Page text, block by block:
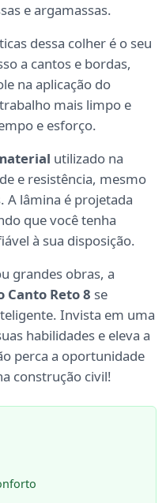
e argamassas.
dessa colher é o seu
a cantos e bordas,
na aplicação do
mais limpo e
e esforço.
utilizado na
e resistência, mesmo
A lâmina é projetada
que você tenha
à sua disposição.
grandes obras, a
Canto Reto 8 se
Invista em uma
habilidades e eleva a
perca a oportunidade
construção civil!